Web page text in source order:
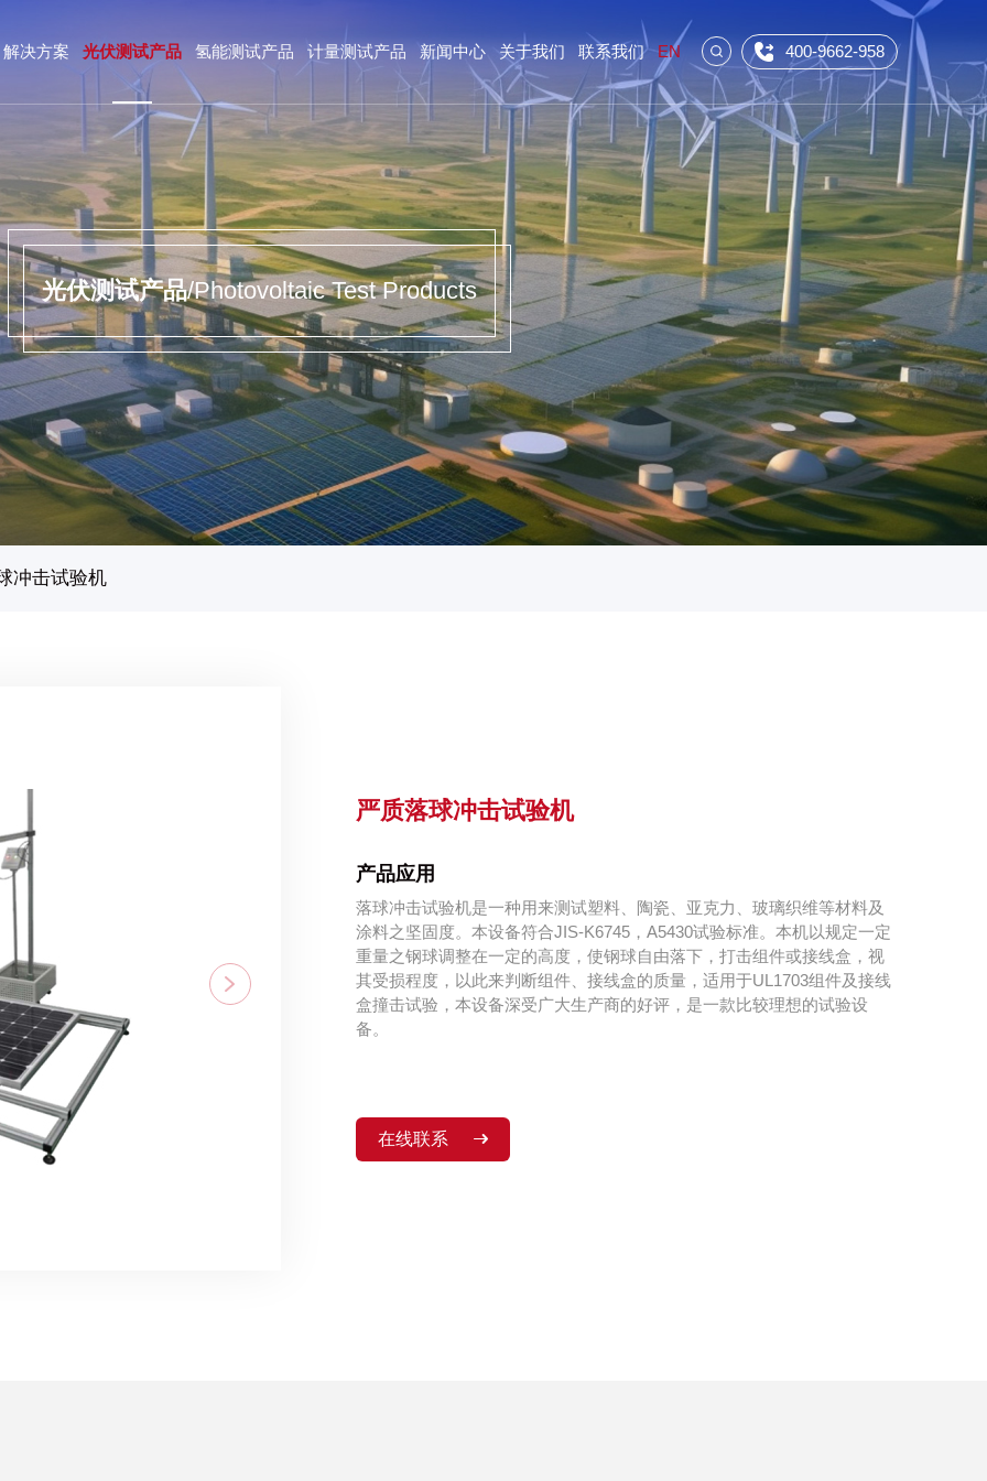
解决方案 光伏测试产品 氢能测试产品 计量测试产品 新闻中心 关于我们 联系我们 EN 400-9662-958
光伏测试产品/Photovoltaic Test Products
冲击试验机
严质落球冲击试验机
产品应用
落球冲击试验机是一种用来测试塑料、陶瓷、亚克力、玻璃织维等材料及
涂料之坚固度。本设备符合JIS-K6745，A5430试验标准。本机以规定一定
重量之钢球调整在一定的高度，使钢球自由落下，打击组件或接线盒，视
其受损程度，以此来判断组件、接线盒的质量，适用于UL1703组件及接线
盒撞击试验，本设备深受广大生产商的好评，是一款比较理想的试验设
备。
在线联系